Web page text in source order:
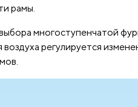
рамы.
многоступенчатой
регулируется